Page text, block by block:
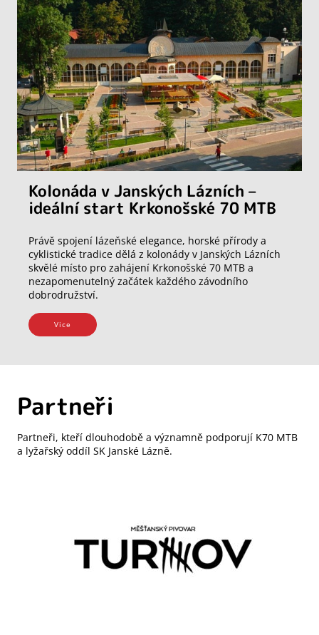
Kolonáda v Janských Lázních –
ideální start Krkonošské 70 MTB
Právě spojení lázeňské elegance, horské přírody a
cyklistické tradice dělá z kolonády v Janských Lázních
skvělé místo pro zahájení Krkonošské 70 MTB a
nezapomenutelný začátek každého závodního
dobrodružství.
Vice
Partneři
Partneři, kteří dlouhodobě a významně podporují K70 MTB
a lyžařský oddíl SK Janské Lázně.